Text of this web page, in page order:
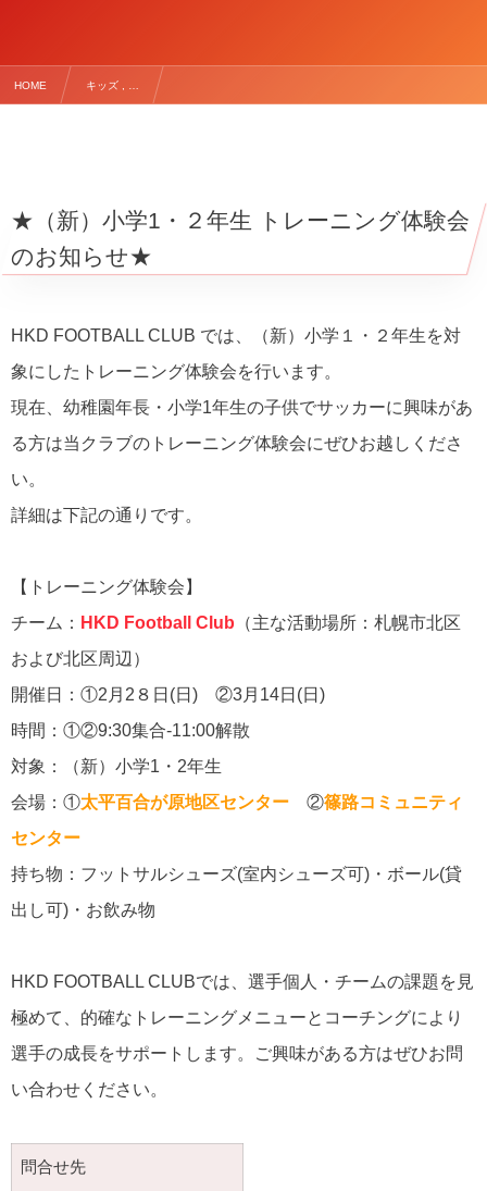
HOME キッズ , …
★（新）小学1・２年生 トレーニング体験会
のお知らせ★
HKD FOOTBALL CLUB では、（新）小学１・２年生を対
象にしたトレーニング体験会を行います。
現在、幼稚園年長・小学1年生の子供でサッカーに興味があ
る方は当クラブのトレーニング体験会にぜひお越しくださ
い。
詳細は下記の通りです。
【トレーニング体験会】
チーム： HKD Football Club （主な活動場所：札幌市北区
および北区周辺）
開催日：①2月2８日(日) ②3月14日(日)
時間：①②9:30集合-11:00解散
対象：（新）小学1・2年生
会場：①太平百合が原地区センター ②篠路コミュニティ
センター
持ち物：フットサルシューズ(室内シューズ可)・ボール(貸
出し可)・お飲み物
HKD FOOTBALL CLUBでは、選手個人・チームの課題を見
極めて、的確なトレーニングメニューとコーチングにより
選手の成長をサポートします。ご興味がある方はぜひお問
い合わせください。
問合せ先